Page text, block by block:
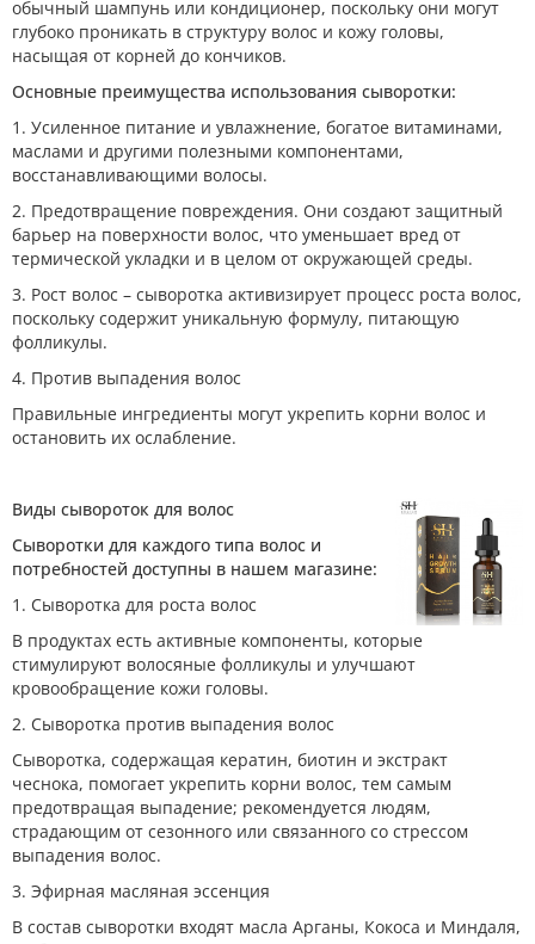
обычный шампунь или кондиционер, поскольку они могут
глубоко проникать в структуру волос и кожу головы,
насыщая от корней до кончиков.
Основные преимущества использования сыворотки:
1. Усиленное питание и увлажнение, богатое витаминами,
маслами и другими полезными компонентами,
восстанавливающими волосы.
2. Предотвращение повреждения. Они создают защитный
барьер на поверхности волос, что уменьшает вред от
термической укладки и в целом от окружающей среды.
3. Рост волос – сыворотка активизирует процесс роста волос,
поскольку содержит уникальную формулу, питающую
фолликулы.
4. Против выпадения волос
Правильные ингредиенты могут укрепить корни волос и
остановить их ослабление.
Виды сывороток для волос
Сыворотки для каждого типа волос и
потребностей доступны в нашем магазине:
1. Сыворотка для роста волос
В продуктах есть активные компоненты, которые
стимулируют волосяные фолликулы и улучшают
кровообращение кожи головы.
2. Сыворотка против выпадения волос
Сыворотка, содержащая кератин, биотин и экстракт
чеснока, помогает укрепить корни волос, тем самым
предотвращая выпадение; рекомендуется людям,
страдающим от сезонного или связанного со стрессом
выпадения волос.
3. Эфирная масляная эссенция
В состав сыворотки входят масла Арганы, Кокоса и Миндаля,